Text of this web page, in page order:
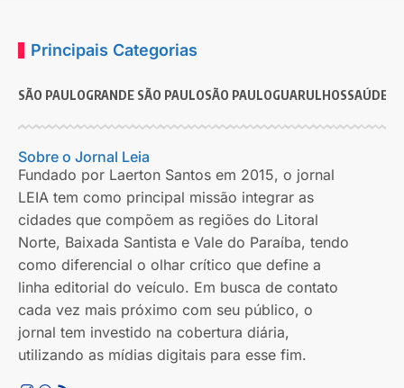
Principais Categorias
SÃO PAULOGRANDE SÃO PAULOSÃO PAULOGUARULHOSSAÚDE
Sobre o Jornal Leia
Fundado por Laerton Santos em 2015, o jornal
LEIA tem como principal missão integrar as
cidades que compõem as regiões do Litoral
Norte, Baixada Santista e Vale do Paraíba, tendo
como diferencial o olhar crítico que define a
linha editorial do veículo. Em busca de contato
cada vez mais próximo com seu público, o
jornal tem investido na cobertura diária,
utilizando as mídias digitais para esse fim.